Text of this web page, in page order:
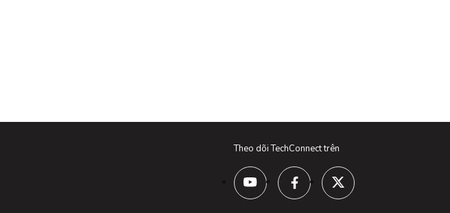
Theo dõi TechConnect trên